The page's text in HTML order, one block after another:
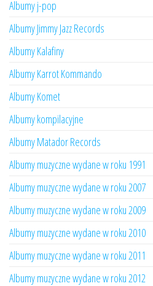
Albumy j-pop
Albumy Jimmy Jazz Records
Albumy Kalafiny
Albumy Karrot Kommando
Albumy Komet
Albumy kompilacyjne
Albumy Matador Records
Albumy muzyczne wydane w roku 1991
Albumy muzyczne wydane w roku 2007
Albumy muzyczne wydane w roku 2009
Albumy muzyczne wydane w roku 2010
Albumy muzyczne wydane w roku 2011
Albumy muzyczne wydane w roku 2012